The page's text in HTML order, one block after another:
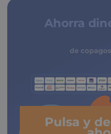
Ahorra
de copagos
Pulsa y